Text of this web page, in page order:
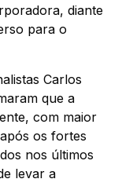
diante
para o
Carlos
que a
com maior
os fortes
nos últimos
levar a